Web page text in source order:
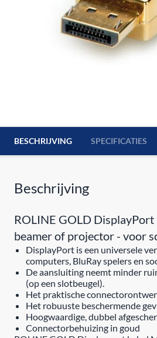
BESCHRIJVING SPECIFICATIES
Beschrijving
ROLINE GOLD
beamer of projector - voor
DisplayPort is een universele
computers, BluRay spelers en
De aansluiting neemt minder
(op een slotbeugel).
Het praktische
Het robuuste beschermende
Hoogwaardige, dubbel
Connectorbehuizing in goud